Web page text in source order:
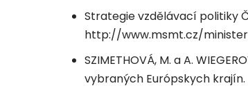
Strategie vzdělávací politiky
http://www.msmt.cz/
SZIMETHOVÁ, M. a A.
vybraných Európskych krajín.